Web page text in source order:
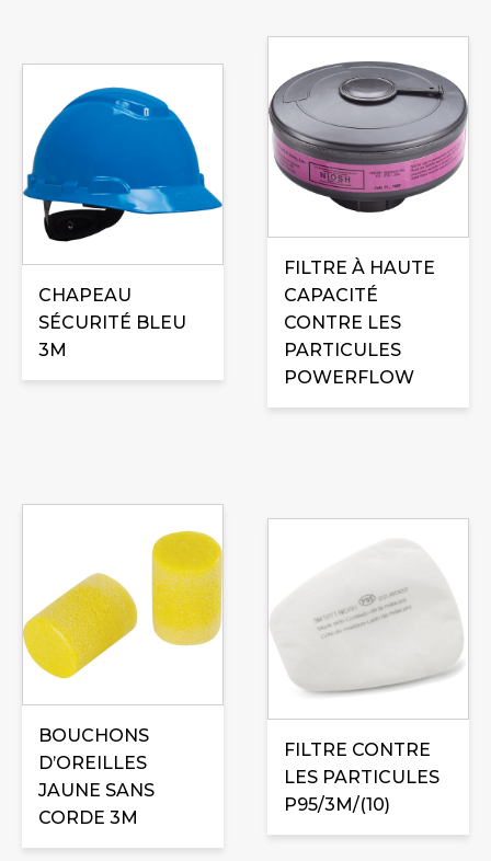
CHAPEAU
SÉCURITÉ BLEU
3M
FILTRE À HAUTE
CAPACITÉ
CONTRE LES
PARTICULES
POWERFLOW
BOUCHONS
D’OREILLES
JAUNE SANS
CORDE 3M
FILTRE CONTRE
LES PARTICULES
P95/3M/(10)